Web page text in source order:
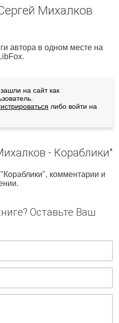
Михалков
автора в одном месте на
на сайт как
либо войти на
- Кораблики"
комментарии и
Оставьте Ваш